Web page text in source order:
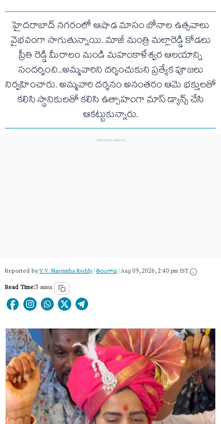
హైదరాబాద్ నగరంలో ఆషాడ మాసం బోనాల ఉత్సవాలు
వైభవంగా సాగుతున్నాయి. మాజీ మంత్రి మల్లారెడ్డి కోడలు
ప్రీతి రెడ్డి మీరాలం మండి మహంకాళేశ్వర ఆలయాన్ని
సందర్శించి..అమ్మవారిని దర్శించుకుని ప్రత్యేక పూజలు
నిర్వహించారు. అమ్మవారి దర్శనం అనంతరం ఆమె భక్తులతో
కలిసి స్థానికులతో కలిసి ఉత్సాహంగా మాస్ డ్యాన్స్ చేసి
ఆకట్టుకున్నారు.
Reported by:Y.V. Narsimha Reddy|తెలంగాణ‌|Aug 09, 2026, 2:40 pm IST
Read Time:3 mins